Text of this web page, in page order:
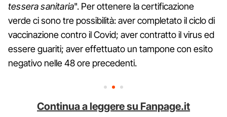
tessera sanitaria". Per ottenere la certificazione
verde ci sono tre possibilità: aver completato il ciclo di
vaccinazione contro il Covid; aver contratto il virus ed
essere guariti; aver effettuato un tampone con esito
negativo nelle 48 ore precedenti.
Continua a leggere su Fanpage.it